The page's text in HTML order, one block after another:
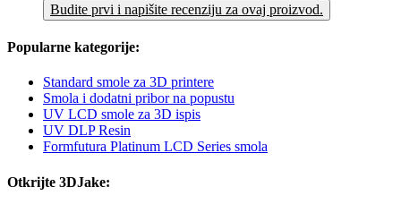
Budite prvi i napišite recenziju za ovaj proizvod.
Popularne kategorije:
Standard smole za 3D printere
Smola i dodatni pribor na popustu
UV LCD smole za 3D ispis
UV DLP Resin
Formfutura Platinum LCD Series smola
Otkrijte 3DJake: